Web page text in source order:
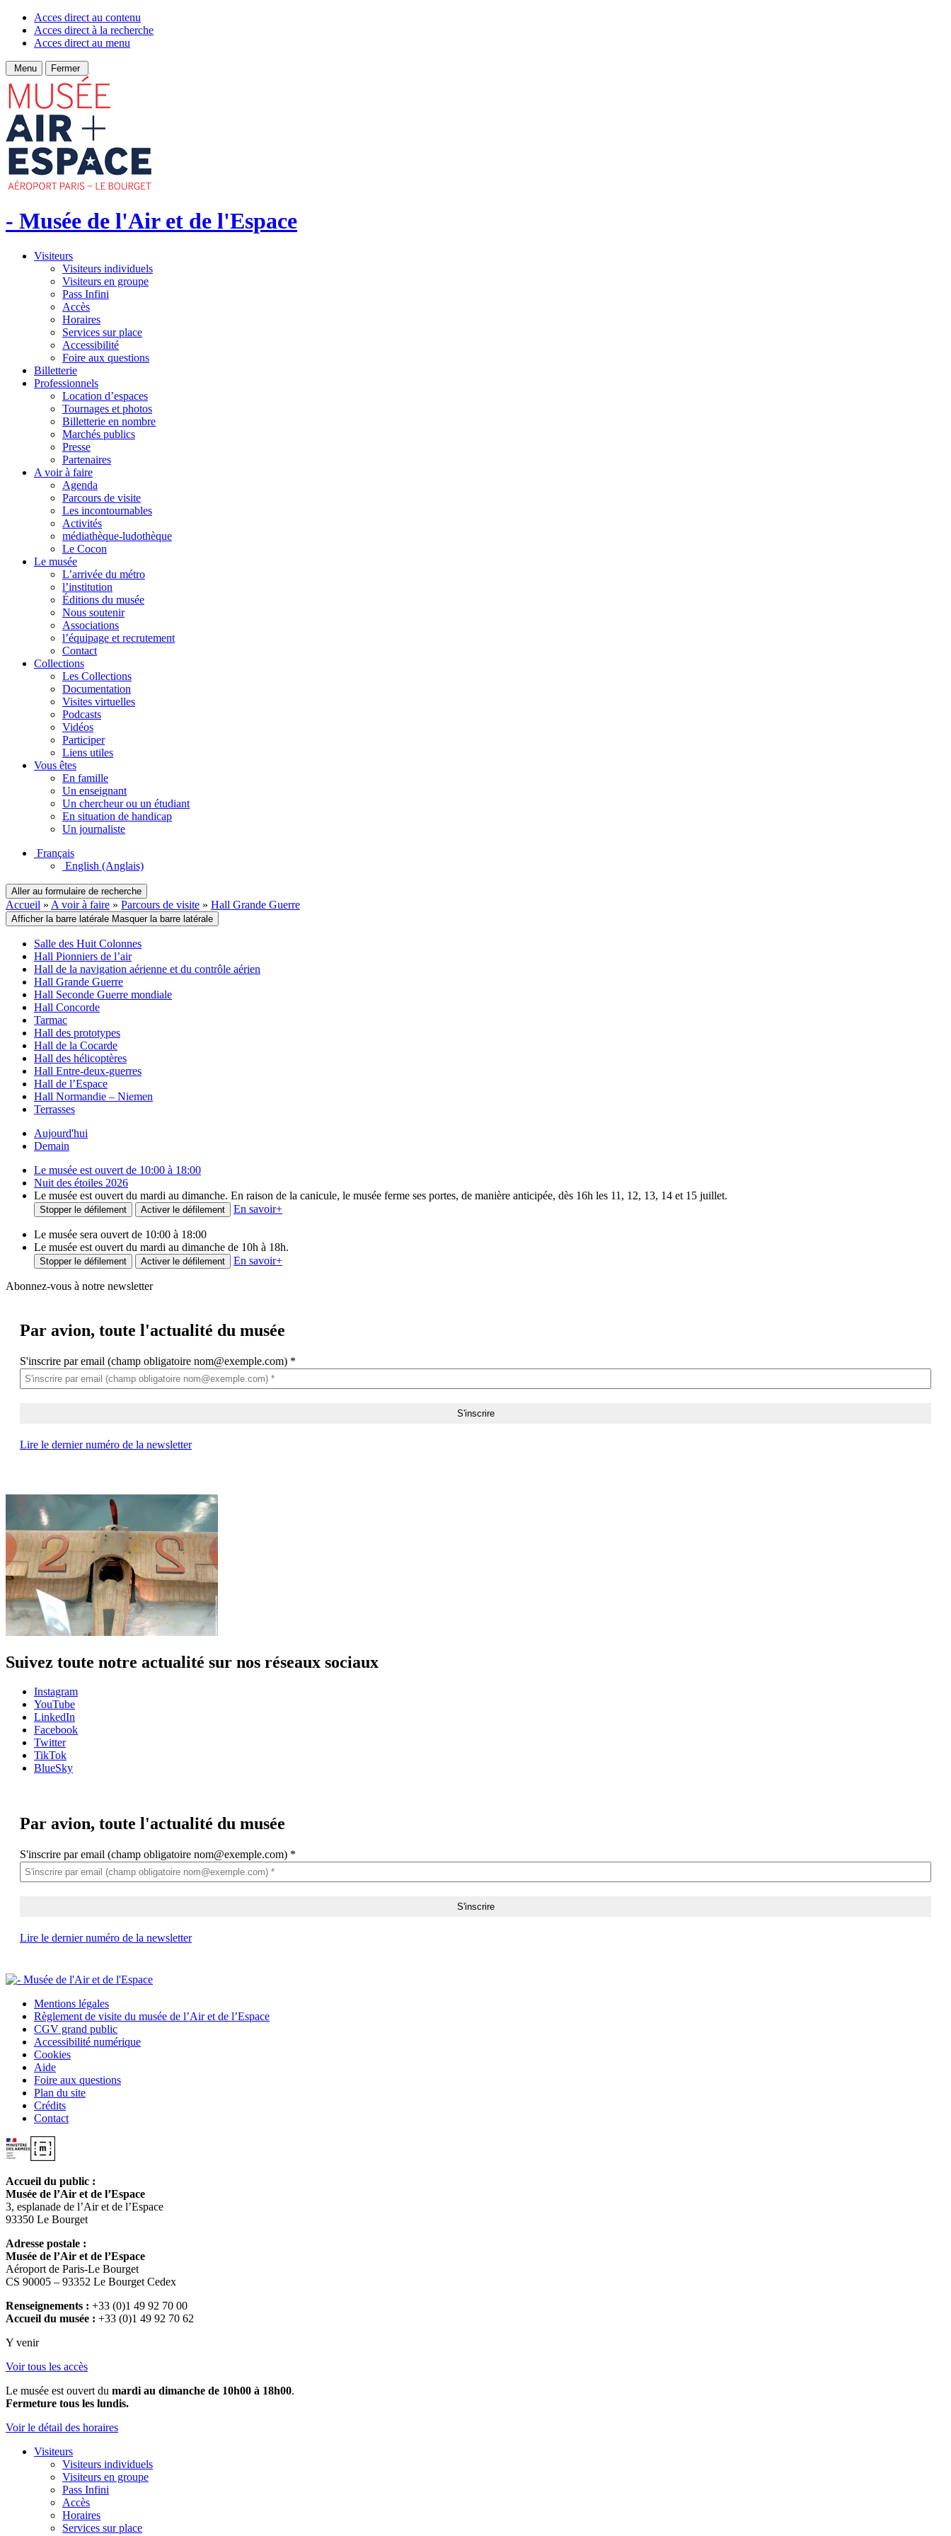
Acces direct au contenu
Acces direct à la recherche
Acces direct au menu
Menu Fermer
- Musée de l'Air et de l'Espace
Visiteurs
Visiteurs individuels
Visiteurs en groupe
Pass Infini
Accès
Horaires
Services sur place
Accessibilité
Foire aux questions
Billetterie
Professionnels
Location d’espaces
Tournages et photos
Billetterie en nombre
Marchés publics
Presse
Partenaires
A voir à faire
Agenda
Parcours de visite
Les incontournables
Activités
médiathèque-ludothèque
Le Cocon
Le musée
L’arrivée du métro
l’institution
Éditions du musée
Nous soutenir
Associations
l’équipage et recrutement
Contact
Collections
Les Collections
Documentation
Visites virtuelles
Podcasts
Vidéos
Participer
Liens utiles
Vous êtes
En famille
Un enseignant
Un chercheur ou un étudiant
En situation de handicap
Un journaliste
Français
English (Anglais)
Aller au formulaire de recherche
Accueil » A voir à faire » Parcours de visite » Hall Grande Guerre
Afficher la barre latérale Masquer la barre latérale
Salle des Huit Colonnes
Hall Pionniers de l’air
Hall de la navigation aérienne et du contrôle aérien
Hall Grande Guerre
Hall Seconde Guerre mondiale
Hall Concorde
Tarmac
Hall des prototypes
Hall de la Cocarde
Hall des hélicoptères
Hall Entre-deux-guerres
Hall de l’Espace
Hall Normandie – Niemen
Terrasses
Aujourd'hui
Demain
Le musée est ouvert de 10:00 à 18:00
Nuit des étoiles 2026
Le musée est ouvert du mardi au dimanche. En raison de la canicule, le musée ferme ses portes, de manière anticipée, dès 16h les 11, 12, 13, 14 et 15 juillet.
Stopper le défilement Activer le défilement En savoir+
Le musée sera ouvert de 10:00 à 18:00
Le musée est ouvert du mardi au dimanche de 10h à 18h.
Stopper le défilement Activer le défilement En savoir+
Abonnez-vous à notre newsletter
Par avion, toute l'actualité du musée
S'inscrire par email (champ obligatoire nom@exemple.com) *
Lire le dernier numéro de la newsletter
Suivez toute notre actualité sur nos réseaux sociaux
Instagram
YouTube
LinkedIn
Facebook
Twitter
TikTok
BlueSky
Par avion, toute l'actualité du musée
S'inscrire par email (champ obligatoire nom@exemple.com) *
Lire le dernier numéro de la newsletter
Mentions légales
Règlement de visite du musée de l’Air et de l’Espace
CGV grand public
Accessibilité numérique
Cookies
Aide
Foire aux questions
Plan du site
Crédits
Contact
Accueil du public :
Musée de l’Air et de l’Espace
3, esplanade de l’Air et de l’Espace
93350 Le Bourget
Adresse postale :
Musée de l’Air et de l’Espace
Aéroport de Paris-Le Bourget
CS 90005 – 93352 Le Bourget Cedex
Renseignements : +33 (0)1 49 92 70 00
Accueil du musée : +33 (0)1 49 92 70 62
Y venir
Voir tous les accès
Le musée est ouvert du mardi au dimanche de 10h00 à 18h00.
Fermeture tous les lundis.
Voir le détail des horaires
Visiteurs
Visiteurs individuels
Visiteurs en groupe
Pass Infini
Accès
Horaires
Services sur place